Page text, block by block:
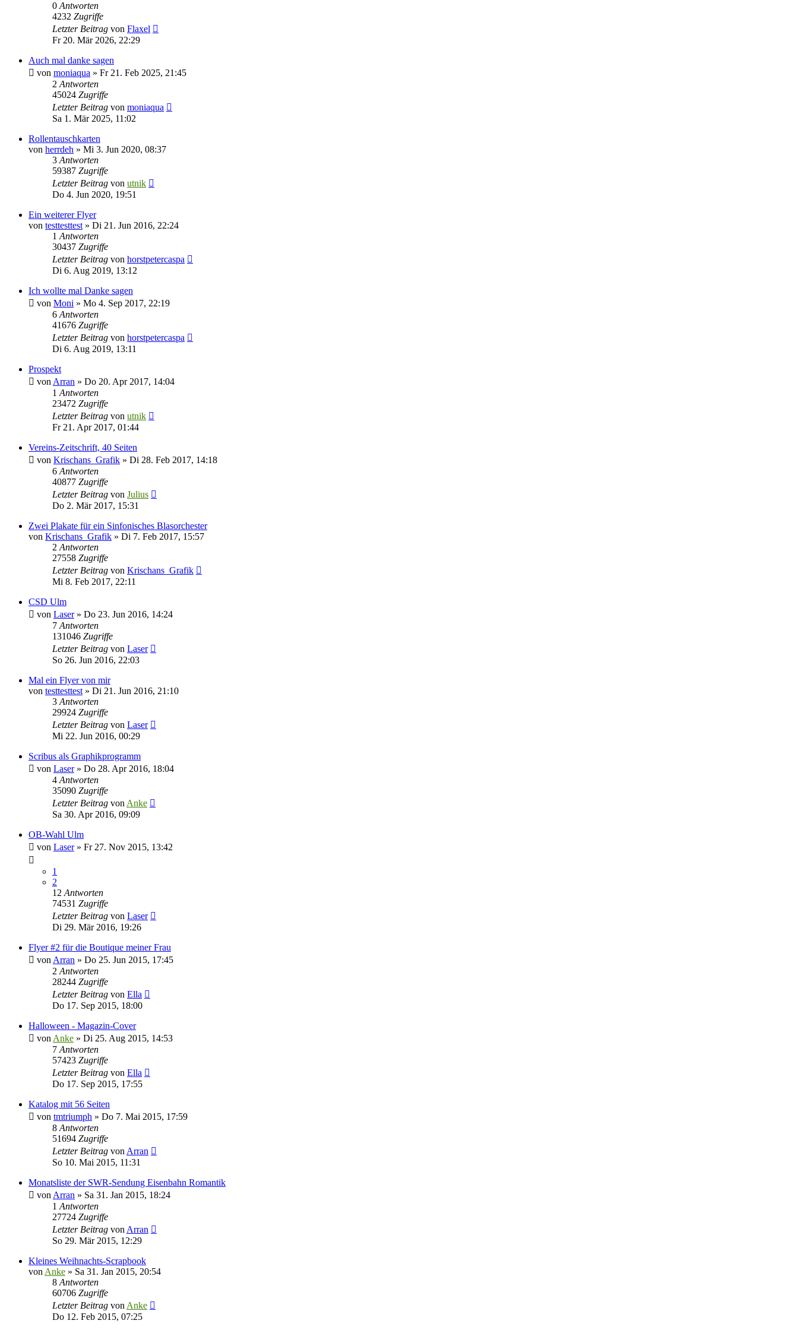
0 Antworten
4232 Zugriffe
Letzter Beitrag von Flaxel
Fr 20. Mär 2026, 22:29
Auch mal danke sagen
von moniaqua » Fr 21. Feb 2025, 21:45
2 Antworten
45024 Zugriffe
Letzter Beitrag von moniaqua
Sa 1. Mär 2025, 11:02
Rollentauschkarten
von herrdeh » Mi 3. Jun 2020, 08:37
3 Antworten
59387 Zugriffe
Letzter Beitrag von utnik
Do 4. Jun 2020, 19:51
Ein weiterer Flyer
von testtesttest » Di 21. Jun 2016, 22:24
1 Antworten
30437 Zugriffe
Letzter Beitrag von horstpetercaspa
Di 6. Aug 2019, 13:12
Ich wollte mal Danke sagen
von Moni » Mo 4. Sep 2017, 22:19
6 Antworten
41676 Zugriffe
Letzter Beitrag von horstpetercaspa
Di 6. Aug 2019, 13:11
Prospekt
von Arran » Do 20. Apr 2017, 14:04
1 Antworten
23472 Zugriffe
Letzter Beitrag von utnik
Fr 21. Apr 2017, 01:44
Vereins-Zeitschrift, 40 Seiten
von Krischans_Grafik » Di 28. Feb 2017, 14:18
6 Antworten
40877 Zugriffe
Letzter Beitrag von Julius
Do 2. Mär 2017, 15:31
Zwei Plakate für ein Sinfonisches Blasorchester
von Krischans_Grafik » Di 7. Feb 2017, 15:57
2 Antworten
27558 Zugriffe
Letzter Beitrag von Krischans_Grafik
Mi 8. Feb 2017, 22:11
CSD Ulm
von Laser» Do 23. Jun 2016, 14:24
7 Antworten
131046 Zugriffe
Letzter Beitrag von Laser
So 26. Jun 2016, 22:03
Mal ein Flyer von mir
von testtesttest » Di 21. Jun 2016, 21:10
3 Antworten
29924 Zugriffe
Letzter Beitrag von Laser
Mi 22. Jun 2016, 00:29
Scribus als Graphikprogramm
von Laser» Do 28. Apr 2016, 18:04
4 Antworten
35090 Zugriffe
Letzter Beitrag von Anke
Sa 30. Apr 2016, 09:09
OB-Wahl Ulm
von Laser» Fr 27. Nov 2015, 13:42
1
2
12 Antworten
74531 Zugriffe
Letzter Beitrag von Laser
Di 29. Mär 2016, 19:26
Flyer #2 für die Boutique meiner Frau
von Arran » Do 25. Jun 2015, 17:45
2 Antworten
28244 Zugriffe
Letzter Beitrag von Ella
Do 17. Sep 2015, 18:00
Halloween - Magazin-Cover
von Anke » Di 25. Aug 2015, 14:53
7 Antworten
57423 Zugriffe
Letzter Beitrag von Ella
Do 17. Sep 2015, 17:55
Katalog mit 56 Seiten
von tmtriumph » Do 7. Mai 2015, 17:59
8 Antworten
51694 Zugriffe
Letzter Beitrag von Arran
So 10. Mai 2015, 11:31
Monatsliste der SWR-Sendung Eisenbahn Romantik
von Arran » Sa 31. Jan 2015, 18:24
1 Antworten
27724 Zugriffe
Letzter Beitrag von Arran
So 29. Mär 2015, 12:29
Kleines Weihnachts-Scrapbook
von Anke » Sa 31. Jan 2015, 20:54
8 Antworten
60706 Zugriffe
Letzter Beitrag von Anke
Do 12. Feb 2015, 07:25